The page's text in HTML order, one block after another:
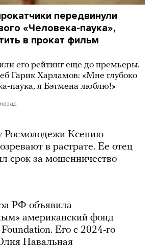
передвинули
«Человека-паука»,
в прокат фильм
его рейтинг еще до премьеры.
Гарик Харламов: «Мне глубоко
паука, я Бэтмена люблю!»
Росмолодежи Ксению
в растрате. Ее отец
срок за мошенничество
РФ объявила
американский фонд
Его с 2024-го
Навальная